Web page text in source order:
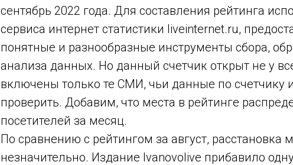
сентябрь 2022 года. Для составления рейтинга
сервиса интернет статистики liveinternet.ru,
понятные и разнообразные инструменты сбора,
анализа данных. Но данный счетчик открыт не у
включены только те СМИ, чьи данные по счетчику
проверить. Добавим, что места в рейтинге
посетителей за месяц.
По сравнению с рейтингом за август, расстановка
незначительно. Издание Ivanovolive прибавило